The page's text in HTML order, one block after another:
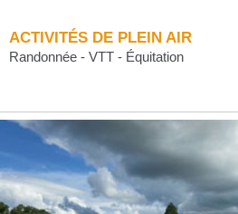
ACTIVITÉS DE PLEIN AIR
Randonnée - VTT - Équitation